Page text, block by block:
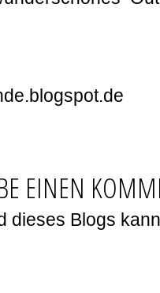
EINEN
dieses Blogs